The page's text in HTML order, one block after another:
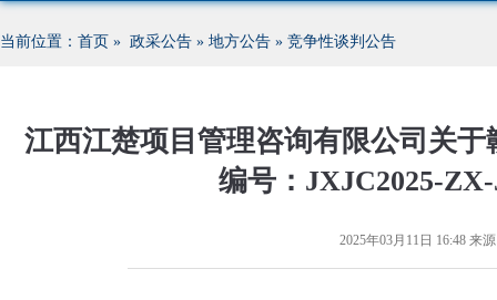
当前位置： 首页 » 政采公告 » 地方公告 » 竞争性谈判公告
江西江楚项目管理咨询有限公司关
编号：JXJC2025-
2025年03月11日 16:48 来